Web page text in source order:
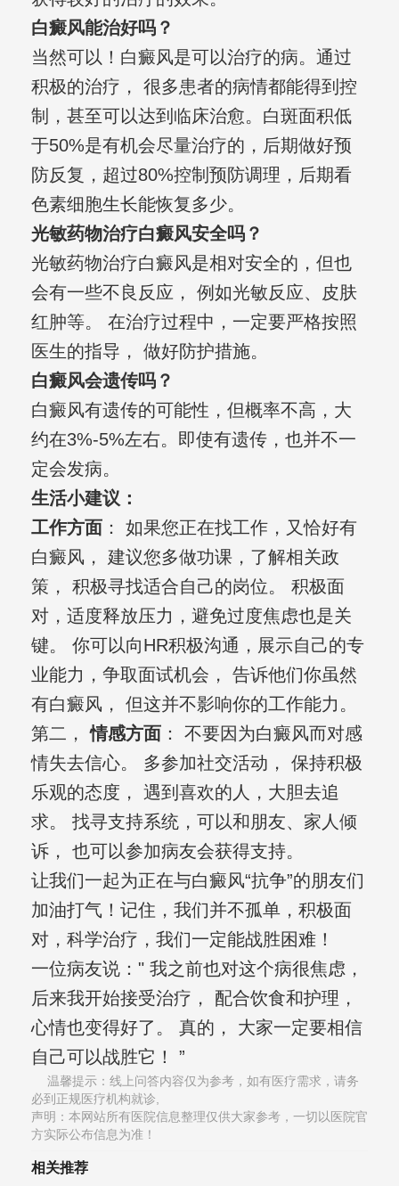
白癜风能治好吗？
当然可以！白癜风是可以治疗的病。通过
积极的治疗， 很多患者的病情都能得到控
制，甚至可以达到临床治愈。白斑面积低
于50%是有机会尽量治疗的，后期做好预
防反复，超过80%控制预防调理，后期看
色素细胞生长能恢复多少。
光敏药物治疗白癜风安全吗？
光敏药物治疗白癜风是相对安全的，但也
会有一些不良反应， 例如光敏反应、皮肤
红肿等。 在治疗过程中，一定要严格按照
医生的指导， 做好防护措施。
白癜风会遗传吗？
白癜风有遗传的可能性，但概率不高，大
约在3%-5%左右。即使有遗传，也并不一
定会发病。
生活小建议：
工作方面： 如果您正在找工作，又恰好有
白癜风， 建议您多做功课，了解相关政
策， 积极寻找适合自己的岗位。 积极面
对，适度释放压力，避免过度焦虑也是关
键。 你可以向HR积极沟通，展示自己的专
业能力，争取面试机会， 告诉他们你虽然
有白癜风， 但这并不影响你的工作能力。
第二，情感方面： 不要因为白癜风而对感
情失去信心。 多参加社交活动， 保持积极
乐观的态度， 遇到喜欢的人，大胆去追
求。 找寻支持系统，可以和朋友、家人倾
诉， 也可以参加病友会获得支持。
让我们一起为正在与白癜风“抗争”的朋友们
加油打气！记住，我们并不孤单，积极面
对，科学治疗，我们一定能战胜困难！
一位病友说：" 我之前也对这个病很焦虑，
后来我开始接受治疗， 配合饮食和护理，
心情也变得好了。 真的， 大家一定要相信
自己可以战胜它！ ”
温馨提示：线上问答内容仅为参考，如有医疗需求，请务
必到正规医疗机构就诊,
声明：本网站所有医院信息整理仅供大家参考，一切以医院官
方实际公布信息为准！
相关推荐